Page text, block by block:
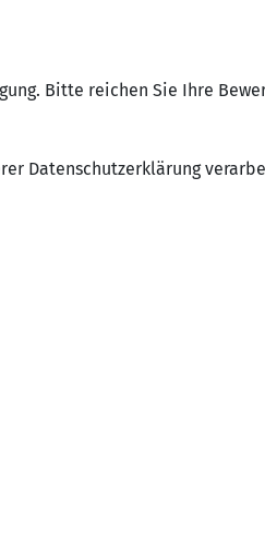
Bitte reichen Sie Ihre
Datenschutzerklärung